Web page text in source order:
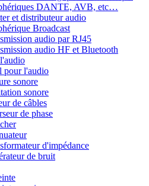
DANTE, AVB, etc…
et distributeur audio
Broadcast
audio par RJ45
audio HF et Bluetooth
pour l'audio
sonore
sonore
de câbles
de phase
d'impédance
de bruit